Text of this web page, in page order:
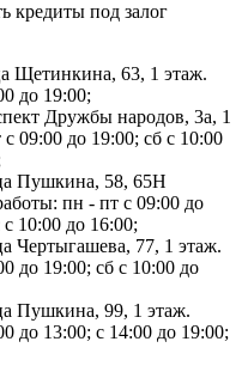
кредиты под залог
Щетинкина, 63, 1 этаж.
до 19:00;
Дружбы народов, 3а, 1
09:00 до 19:00; сб с 10:00
Пушкина, 58, 65Н
пн - пт с 09:00 до
10:00 до 16:00;
Чертыгашева, 77, 1 этаж.
до 19:00; сб с 10:00 до
Пушкина, 99, 1 этаж.
до 13:00; с 14:00 до 19:00;